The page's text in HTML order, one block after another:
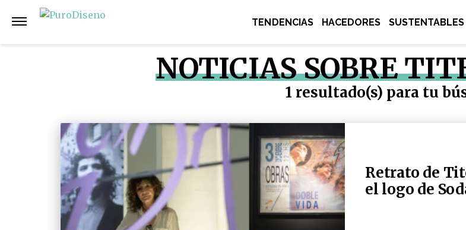
TENDENCIAS HACEDORES SUSTENTABLES
NOTICIAS SOBRE
1 resultado(s) para tu
Retrato de
el logo de